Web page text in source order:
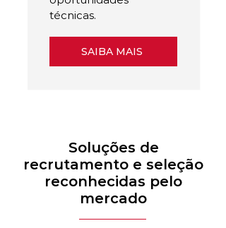
técnicas.
SAIBA MAIS
Soluções de
recrutamento e seleção
reconhecidas pelo
mercado